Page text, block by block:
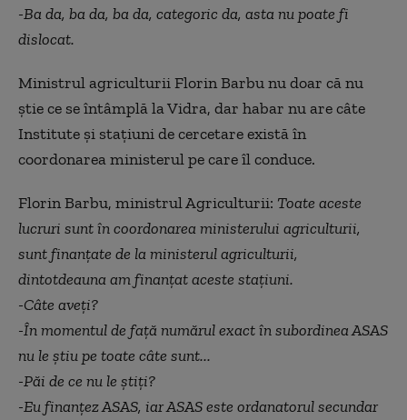
-Ba da, ba da, ba da, categoric da, asta nu poate fi
dislocat.
Ministrul agriculturii Florin Barbu nu doar că nu
știe ce se întâmplă la Vidra, dar habar nu are câte
Institute și stațiuni de cercetare există în
coordonarea ministerul pe care îl conduce.
Florin Barbu, ministrul Agriculturii: Toate aceste
lucruri sunt în coordonarea ministerului agriculturii,
sunt finanțate de la ministerul agriculturii,
dintotdeauna am finanțat aceste stațiuni.
-Câte aveți?
-În momentul de față numărul exact în subordinea ASAS
nu le știu pe toate câte sunt...
-Păi de ce nu le știți?
-Eu finanțez ASAS, iar ASAS este ordanatorul secundar